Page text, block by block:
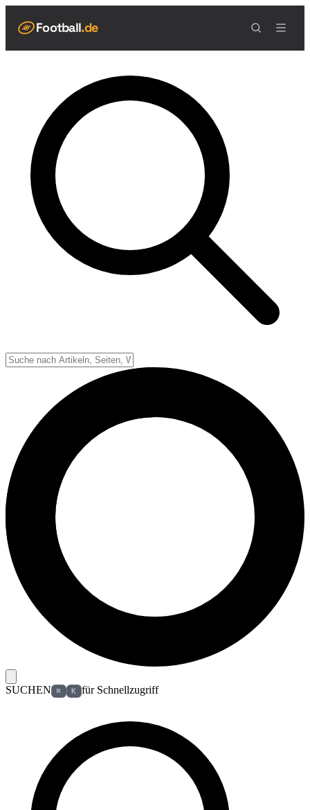
Football.de
Live Scores
Spielplan
Teams
Tabelle
Football Regeln
Punkte & Scoring
Strafen & Fouls
Schiedsrichter
Football Lexikon
SUCHEN ⌘ K für Schnellzugriff